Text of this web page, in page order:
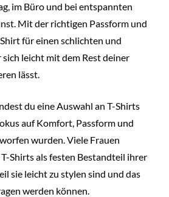
im Büro und bei entspannten
Mit der richtigen Passform und
für einen schlichten und
leicht mit dem Rest deiner
lässt.
du eine Auswahl an T-Shirts
auf Komfort, Passform und
wurden. Viele Frauen
Shirts als festen Bestandteil ihrer
sie leicht zu stylen sind und das
werden können.